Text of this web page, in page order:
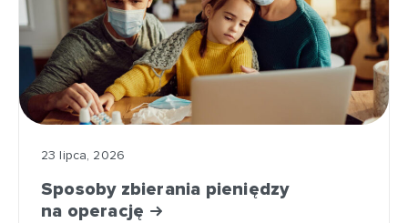
23 lipca, 2026
Sposoby zbierania pieniędzy
na operację